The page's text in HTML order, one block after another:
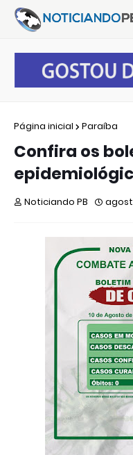
Página inicial Paraíba
Confira os
Noticiando PB